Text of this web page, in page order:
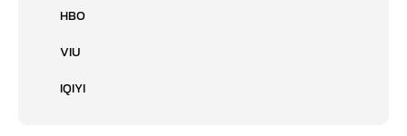
HBO
VIU
IQIYI